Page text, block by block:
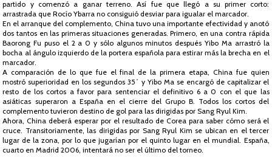
partido y comenzó a ganar terreno. Así fue que llegó a su primer corto:
arrastrada que Rocío Ybarra no consiguió desviar para igualar el marcador.
En el arranque del complemento, China tuvo una importante efectividad y anotó
dos tantos en las primeras situaciones generadas. Primero, en una contra rápida
Baorong Fu puso el 2 a 0 y sólo algunos minutos después Yibo Ma arrastró la
bocha al ángulo izquierdo de la portera española para estirar más la brecha en el
marcador.
A comparación de lo que fue el final de la primera etapa, China fue quien
mostró superioridad en los segundos 35´ y Yibo Ma se encargó de capitalizar el
resto de los cortos a favor para sentenciar el definitivo 6 a 0 con el que las
asiáticas superaron a España en el cierre del Grupo B. Todos los cortos del
complemento tuvieron destino de gol para las dirigidas por Sang Ryul Kim.
Ahora, China deberá esperar por el resultado de Corea para saber cómo será el
cruce. Transitoriamente, las dirigidas por Sang Ryul Kim se ubican en el tercer
lugar de la zona, por lo que jugarían por el quinto lugar en el mundial. España,
cuarto en Madrid 2006, intentará no ser el último del torneo.